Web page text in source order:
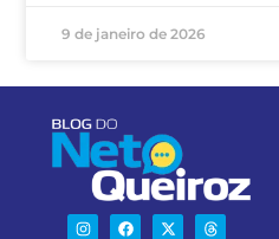
9 de janeiro de 2026